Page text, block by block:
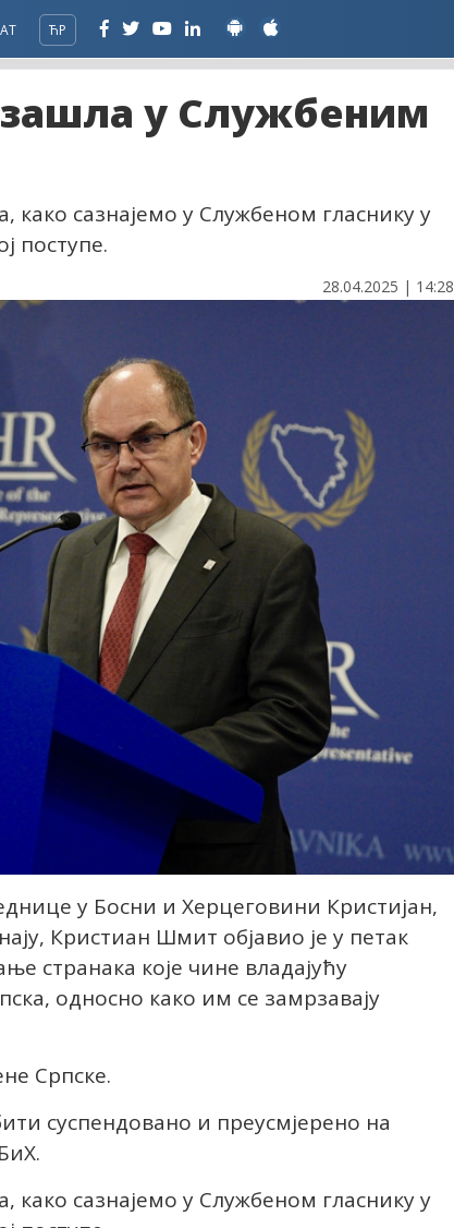
ЋР
у Службеним
како сазнајемо у Службеном гласнику у
поступе.
28.04.2025 | 14:28
у Босни и Херцеговини Кристијан,
Кристиан Шмит објавио је у петак
странака које чине владајућу
односно како им се замрзавају
Српске.
суспендовано и преусмјерено на
како сазнајемо у Службеном гласнику у